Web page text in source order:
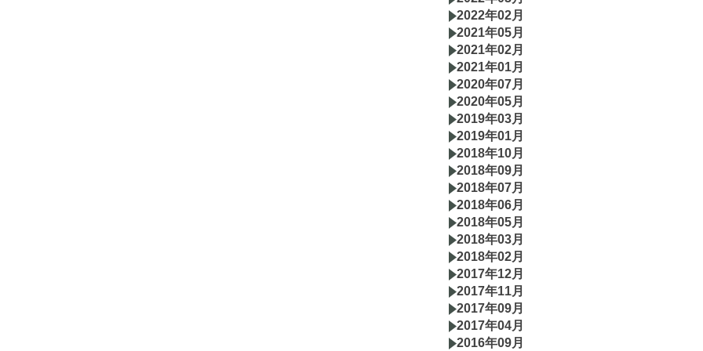
2022年02月
2021年05月
2021年02月
2021年01月
2020年07月
2020年05月
2019年03月
2019年01月
2018年10月
2018年09月
2018年07月
2018年06月
2018年05月
2018年03月
2018年02月
2017年12月
2017年11月
2017年09月
2017年04月
2016年09月